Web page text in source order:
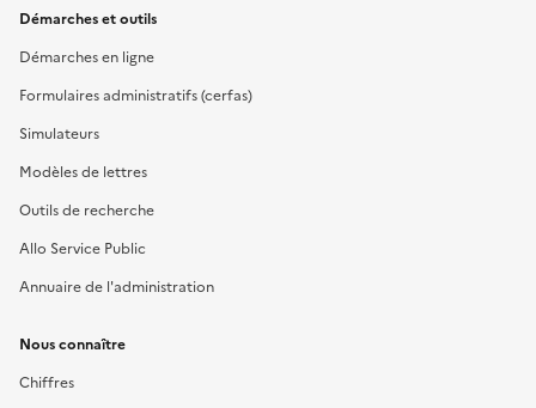
Démarches et outils
Démarches en ligne
Formulaires administratifs (cerfas)
Simulateurs
Modèles de lettres
Outils de recherche
Allo Service Public
Annuaire de l'administration
Nous connaître
Chiffres